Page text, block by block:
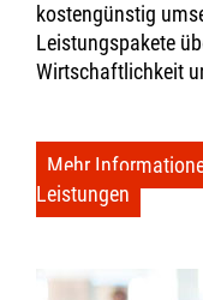
kostengünstig
Leistungspakete
Wirtschaftlichkeit
Mehr
Leistungen